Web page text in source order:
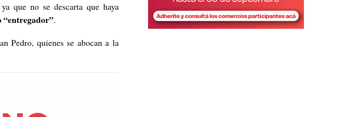
que no se descarta que haya
“entregador”.
Pedro, quienes se abocan a la